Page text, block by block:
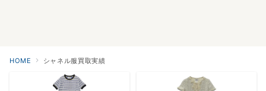
HOME シャネル服買取実績